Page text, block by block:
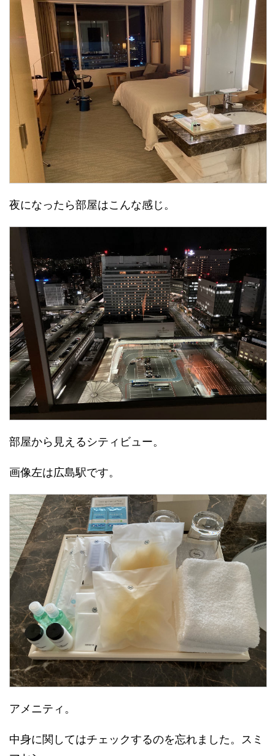
夜になったら部屋はこんな感じ。
部屋から見えるシティビュー。
画像左は広島駅です。
アメニティ。
中身に関してはチェックするのを忘れました。スミ